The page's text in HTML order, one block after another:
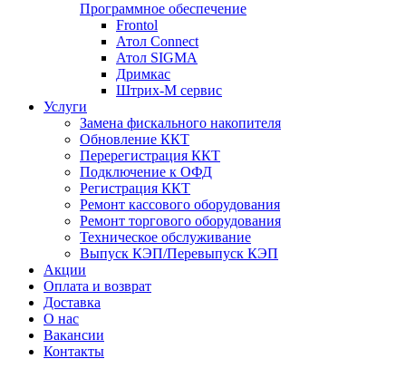
Программное обеспечение
Frontol
Атол Connect
Атол SIGMA
Дримкас
Штрих-М сервис
Услуги
Замена фискального накопителя
Обновление ККТ
Перерегистрация ККТ
Подключение к ОФД
Регистрация ККТ
Ремонт кассового оборудования
Ремонт торгового оборудования
Техническое обслуживание
Выпуск КЭП/Перевыпуск КЭП
Акции
Оплата и возврат
Доставка
О нас
Вакансии
Контакты